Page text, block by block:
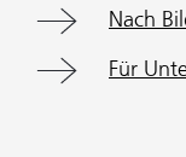
Nach
Für